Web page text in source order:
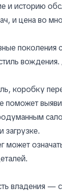
и историю
и цена во
коробку
поможет
загрузке.
может
владения —